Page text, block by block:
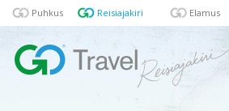
Puhkus Reisiajakiri Elamus